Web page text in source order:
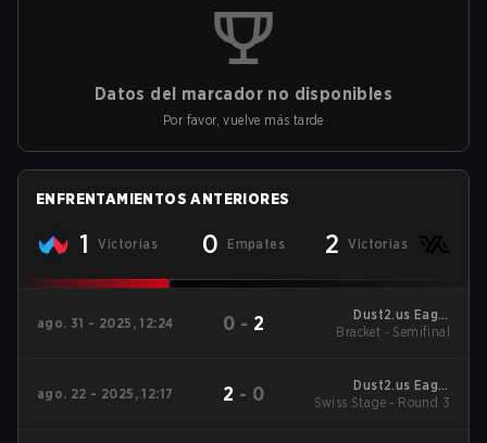
Datos del marcador no disponibles
Por favor, vuelve más tarde
ENFRENTAMIENTOS ANTERIORES
1 Victorias 0 Empates 2 Victorias
ago. 31 - 2025, 12:24 0 - 2
Dust2.us Eagle
Masters Series #3
Bracket - Semifinal
ago. 22 - 2025, 12:17 2 - 0
Dust2.us Eagle
Masters Series #3
Swiss Stage - Round 3